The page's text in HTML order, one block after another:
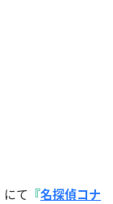
にて 『名探偵コナ